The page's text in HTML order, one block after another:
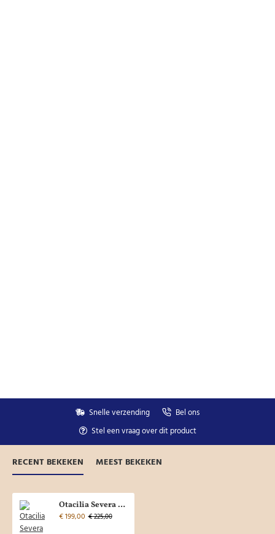
Snelle verzending
Bel ons
Stel een vraag over dit product
RECENT BEKEKEN MEEST BEKEKEN
Otacilia Severa Sestertius (AP2490)
€ 199,00 € 225,00